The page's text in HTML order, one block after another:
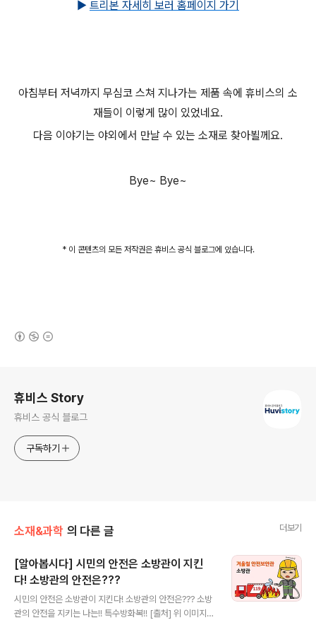
▶ 트리본 자세히 보러 홈페이지 가기
아침부터 저녁까지 무심코 스쳐 지나가는 제품 속에 휴비스의 소
재들이 이렇게 많이 있었네요.
다음 이야기는 야외에서 만날 수 있는 소재로 찾아뵐께요.
Bye~ Bye~
* 이 콘텐츠의 모든 저작권은 휴비스 공식 블로그에 있습니다.
휴비스 Story
휴비스 공식 블로그
구독하기
소재&과학 의 다른 글 더보기
[알아봅시다] 시민의 안전은 소방관이 지킨
다! 소방관의 안전은???
시민의 안전은 소방관이 지킨다! 소방관의 안전은??? 소방
관의 안전을 지키는 나는!! 특수방화복!! [출처] 위 이미지는